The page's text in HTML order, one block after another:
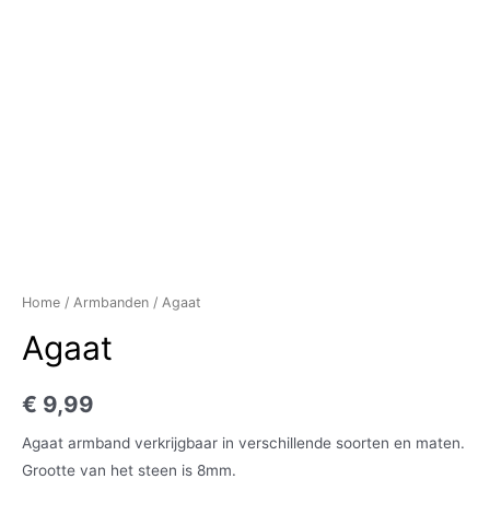
Home / Armbanden / Agaat
Agaat
€ 9,99
Agaat armband verkrijgbaar in verschillende soorten en maten.
Grootte van het steen is 8mm.